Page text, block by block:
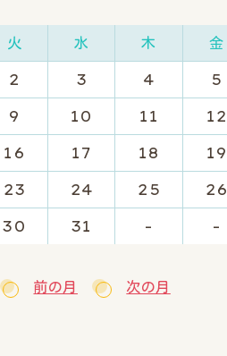
火 水 木 金
2 3 4 5
9 10 11 12
16 17 18 19
23 24 25 26
30 31 - -
前の月 次の月